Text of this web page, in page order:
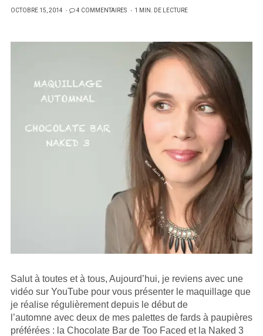
PUBLIÉ
OCTOBRE 15, 2014 4 COMMENTAIRES 1 MIN. DE LECTURE
Salut à toutes et à tous, Aujourd’hui, je reviens avec une
vidéo sur YouTube pour vous présenter le maquillage que
je réalise régulièrement depuis le début de
l’automne avec deux de mes palettes de fards à paupières
préférées : la Chocolate Bar de Too Faced et la Naked 3